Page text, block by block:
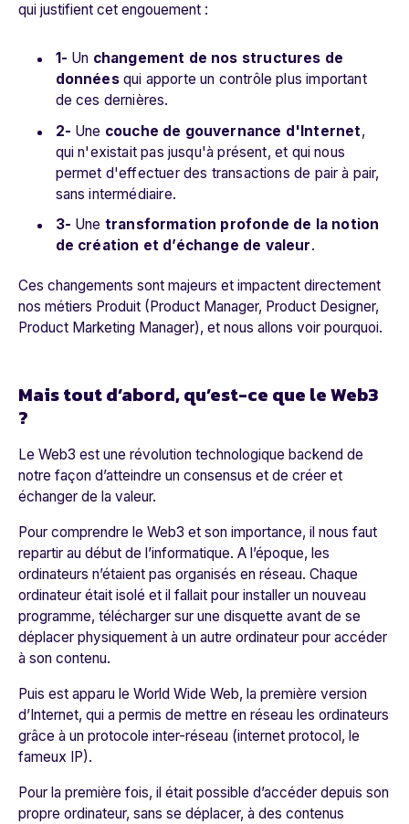
qui justifient cet engouement :
1- Un changement de nos structures de
donnéesqui apporte un contrôle plus important
de ces dernières.
2- Une couche de gouvernance d'Internet,
qui n'existait pas jusqu'à présent, et qui nous
permet d'effectuer des transactions de pair à pair,
sans intermédiaire.
3- Une transformation profonde de la notion
de création et d’échange de valeur.
Ces changements sont majeurs et impactent directement
nos métiers Produit (Product Manager, Product Designer,
Product Marketing Manager), et nous allons voir pourquoi.
Mais tout d’abord, qu’est-ce que le Web3
?
Le Web3 est une révolution technologique backend de
notre façon d’atteindre un consensus et de créer et
échanger de la valeur.
Pour comprendre le Web3 et son importance, il nous faut
repartir au début de l’informatique. A l’époque, les
ordinateurs n’étaient pas organisés en réseau. Chaque
ordinateur était isolé et il fallait pour installer un nouveau
programme, télécharger sur une disquette avant de se
déplacer physiquement à un autre ordinateur pour accéder
à son contenu.
Puis est apparu le World Wide Web, la première version
d’Internet, qui a permis de mettre en réseau les ordinateurs
grâce à un protocole inter-réseau (internet protocol, le
fameux IP).
Pour la première fois, il était possible d’accéder depuis son
propre ordinateur, sans se déplacer, à des contenus